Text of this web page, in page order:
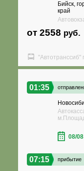
Бийск,
край
от 2558 руб.
"Автотранссиб"
01:35
08/08
07:15 прибытие